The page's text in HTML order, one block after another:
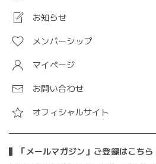
お知らせ
メンバーシップ
マイページ
お問い合わせ
オフィシャルサイト
「メールマガジン」ご登録はこちら